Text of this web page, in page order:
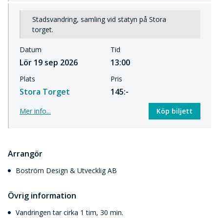
Start: By the statue of King Gustaf Adolf II on the main
square.
Stadsvandring, samling vid statyn på Stora
torget.
Datum
Lör 19 sep 2026
Tid
13:00
Plats
Stora Torget
Pris
145:-
Mer info... Köp biljett
Arrangör
Boström Design & Utvecklig AB
Övrig information
Vandringen tar cirka 1 tim, 30 min.